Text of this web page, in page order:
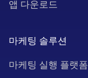
앱 다운로드
마케팅 솔루션
마케팅 실행 플랫폼